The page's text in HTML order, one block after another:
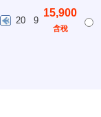
20 9
15,900
含稅